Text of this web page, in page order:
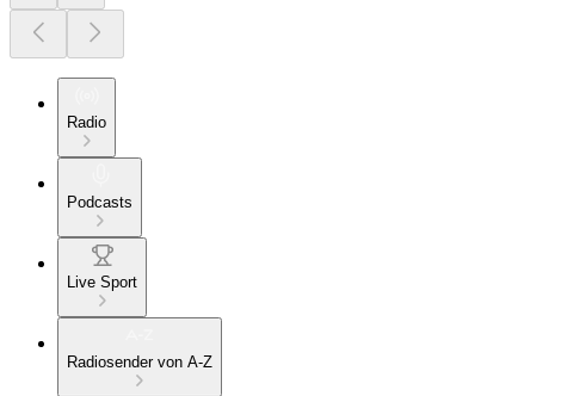
Radio
Podcasts
Live Sport
Radiosender von A-Z